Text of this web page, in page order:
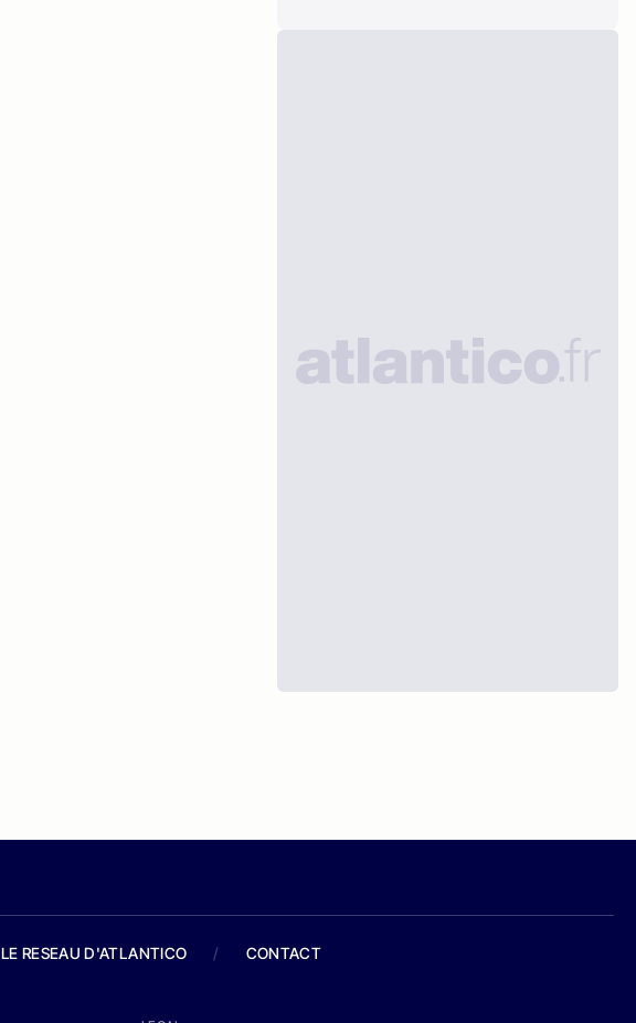
LE RESEAU D'ATLANTICO / CONTACT